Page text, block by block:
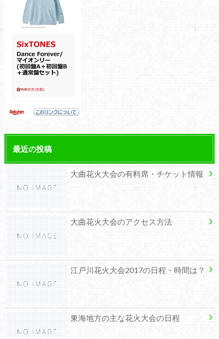
最近の投稿
大曲花火大会の有料席・チケット情報
大曲花火大会のアクセス方法
江戸川花火大会2017の日程・時間は？
東海地方の主な花火大会の日程